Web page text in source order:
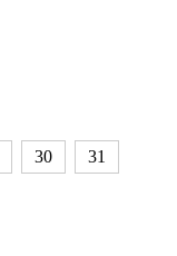
30 31